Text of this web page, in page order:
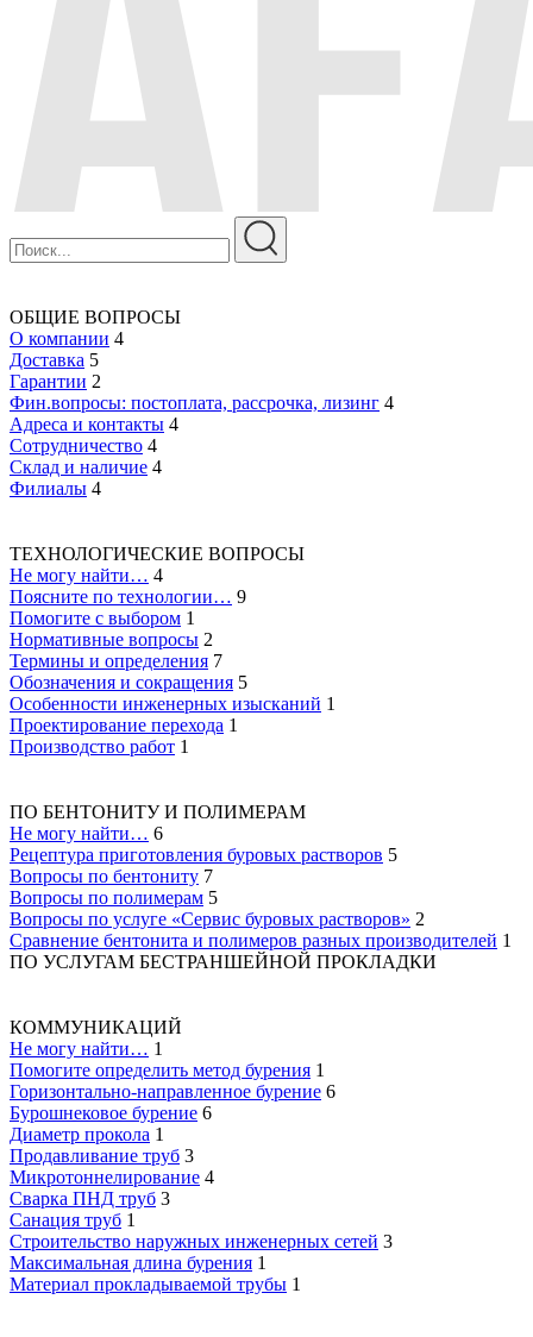
ОБЩИЕ ВОПРОСЫ
О компании 4
Доставка 5
Гарантии 2
Фин.вопросы: постоплата, рассрочка, лизинг 4
Адреса и контакты 4
Сотрудничество 4
Склад и наличие 4
Филиалы 4
ТЕХНОЛОГИЧЕСКИЕ ВОПРОСЫ
Не могу найти… 4
Поясните по технологии… 9
Помогите с выбором 1
Нормативные вопросы 2
Термины и определения 7
Обозначения и сокращения 5
Особенности инженерных изысканий 1
Проектирование перехода 1
Производство работ 1
ПО БЕНТОНИТУ И ПОЛИМЕРАМ
Не могу найти… 6
Рецептура приготовления буровых растворов 5
Вопросы по бентониту 7
Вопросы по полимерам 5
Вопросы по услуге «Сервис буровых растворов» 2
Сравнение бентонита и полимеров разных производителей 1
ПО УСЛУГАМ БЕСТРАНШЕЙНОЙ ПРОКЛАДКИ
КОММУНИКАЦИЙ
Не могу найти… 1
Помогите определить метод бурения 1
Горизонтально-направленное бурение 6
Бурошнековое бурение 6
Диаметр прокола 1
Продавливание труб 3
Микротоннелирование 4
Сварка ПНД труб 3
Санация труб 1
Строительство наружных инженерных сетей 3
Максимальная длина бурения 1
Материал прокладываемой трубы 1